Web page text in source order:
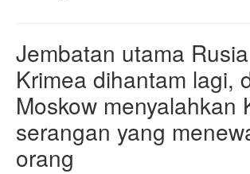
Jembatan utama
Krimea dihantam lagi,
Moskow menyalahkan
serangan yang
orang